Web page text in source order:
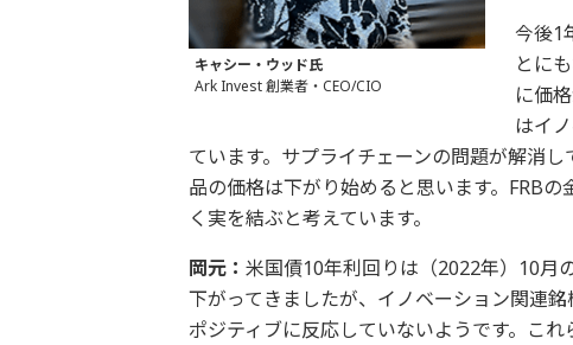
キャシー・ウッド氏
Ark Invest 創業者・CEO/CIO
今後1
とに
に価
はイ
ています。サプライチェーンの問題が解消
品の価格は下がり始めると思います。FRB
く実を結ぶと考えています。
岡元： 米国債10年利回りは（2022年）10月
下がってきましたが、イノベーション関連
ポジティブに反応していないようです。これ